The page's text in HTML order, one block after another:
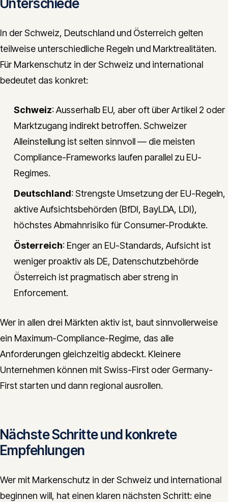
Unterschiede
In der Schweiz, Deutschland und Österreich gelten
teilweise unterschiedliche Regeln und Marktrealitäten.
Für Markenschutz in der Schweiz und international
bedeutet das konkret:
Schweiz: Ausserhalb EU, aber oft über Artikel 2 oder
Marktzugang indirekt betroffen. Schweizer
Alleinstellung ist selten sinnvoll — die meisten
Compliance-Frameworks laufen parallel zu EU-
Regimes.
Deutschland: Strengste Umsetzung der EU-Regeln,
aktive Aufsichtsbehörden (BfDI, BayLDA, LDI),
höchstes Abmahnrisiko für Consumer-Produkte.
Österreich: Enger an EU-Standards, Aufsicht ist
weniger proaktiv als DE, Datenschutzbehörde
Österreich ist pragmatisch aber streng in
Enforcement.
Wer in allen drei Märkten aktiv ist, baut sinnvollerweise
ein Maximum-Compliance-Regime, das alle
Anforderungen gleichzeitig abdeckt. Kleinere
Unternehmen können mit Swiss-First oder Germany-
First starten und dann regional ausrollen.
Nächste Schritte und konkrete
Empfehlungen
Wer mit Markenschutz in der Schweiz und international
beginnen will, hat einen klaren nächsten Schritt: eine